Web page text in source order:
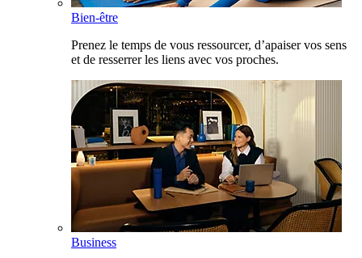
Bien-être
Prenez le temps de vous ressourcer, d’apaiser vos sens
et de resserrer les liens avec vos proches.
Business